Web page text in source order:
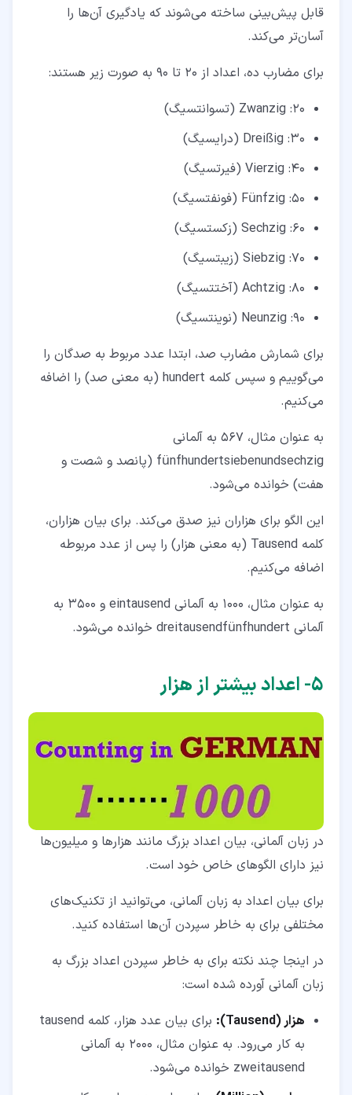
قابل پیش‌بینی ساخته می‌شوند که یادگیری آن‌ها را
آسان‌تر می‌کند.
برای مضارب ده، اعداد از 20 تا 90 به صورت زیر هستند:
20: Zwanzig (تسوانتسیگ)
30: Dreißig (درایسیگ)
40: Vierzig (فیرتسیگ)
50: Fünfzig (فونفتسیگ)
60: Sechzig (زکستسیگ)
70: Siebzig (زیبتسیگ)
80: Achtzig (آختتسیگ)
90: Neunzig (نوینتسیگ)
برای شمارش مضارب صد، ابتدا عدد مربوط به صدگان را
می‌گوییم و سپس کلمه hundert (به معنی صد) را اضافه
می‌کنیم.
به عنوان مثال، 567 به آلمانی
fünfhundertsiebenundsechzig (پانصد و شصت و
هفت) خوانده می‌شود.
این الگو برای هزاران نیز صدق می‌کند. برای بیان هزاران،
کلمه Tausend (به معنی هزار) را پس از عدد مربوطه
اضافه می‌کنیم.
به عنوان مثال، 1000 به آلمانی eintausend و 3500 به
آلمانی dreitausendfünfhundert خوانده می‌شود.
۵‏- اعداد بیشتر از هزار
در زبان آلمانی، بیان اعداد بزرگ مانند هزارها و میلیون‌ها
نیز دارای الگوهای خاص خود است.
برای بیان اعداد به زبان آلمانی، می‌توانید از تکنیک‌های
مختلفی برای به خاطر سپردن آن‌ها استفاده کنید.
در اینجا چند نکته برای به خاطر سپردن اعداد بزرگ به
زبان آلمانی آورده شده است:
هزار (Tausend
):
برای بیان عدد هزار، کلمه tausend
به کار می‌رود. به عنوان مثال، 2000 به آلمانی
zweitausend خوانده می‌شود.